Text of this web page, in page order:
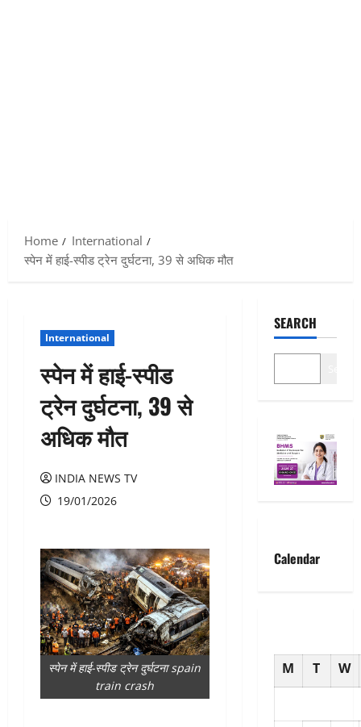
Home
International
स्पेन में हाई-स्पीड ट्रेन दुर्घटना, 39 से अधिक मौत
International
स्पेन में हाई-स्पीड
ट्रेन दुर्घटना, 39 से
अधिक मौत
INDIA NEWS TV
19/01/2026
स्पेन में हाई-स्पीड ट्रेन दुर्घटना spain
train crash
SEARCH
Calendar
M T W